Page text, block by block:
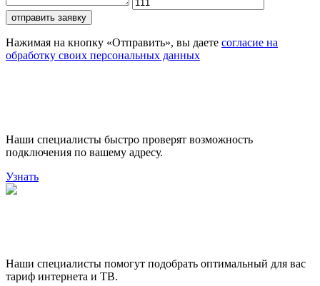
отправить заявку
Нажимая на кнопку «Отправить», вы даете согласие на
обработку своих персональных данных
Наши специалисты быстро проверят возможность
подключения по вашему адресу.
Узнать
Наши специалисты помогут подобрать оптимальный для вас
тариф интернета и ТВ.